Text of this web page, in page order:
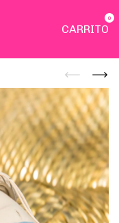
CARRITO
0